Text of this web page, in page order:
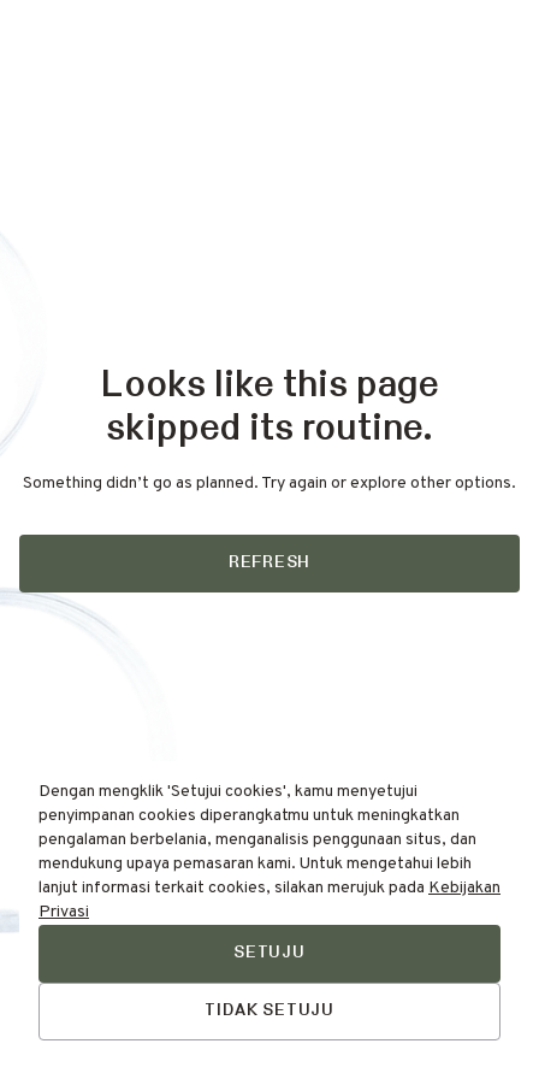
Looks like this page
skipped its routine.
Something didn’t go as planned. Try again or explore other options.
REFRESH
Dengan mengklik 'Setujui cookies', kamu menyetujui
penyimpanan cookies diperangkatmu untuk meningkatkan
pengalaman berbelania, menganalisis penggunaan situs, dan
mendukung upaya pemasaran kami. Untuk mengetahui lebih
lanjut informasi terkait cookies, silakan merujuk pada Kebijakan
Privasi
SETUJU
TIDAK SETUJU
Find Your